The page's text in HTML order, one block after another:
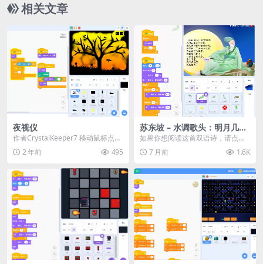
相关文章
夜视仪
作者CrystalKeeper7 移动鼠标点亮
图片 （当前共有19张图片） 按空...
2 年前 495
苏东坡 – 水调歌头：明月几时
有
如果你想阅读这首双语诗，请点击
右上角的标签。 点击“X”按钮关闭。
背景音乐《古...
7 月前 1.6K